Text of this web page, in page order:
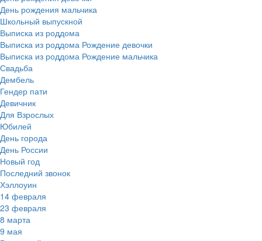
День рождения мальчика
Школьный выпускной
Выписка из роддома
Выписка из роддома Рождение девочки
Выписка из роддома Рождение мальчика
Свадьба
Дембель
Гендер пати
Девичник
Для Взрослых
Юбилей
День города
День России
Новый год
Последний звонок
Хэллоуин
14 февраля
23 февраля
8 марта
9 мая